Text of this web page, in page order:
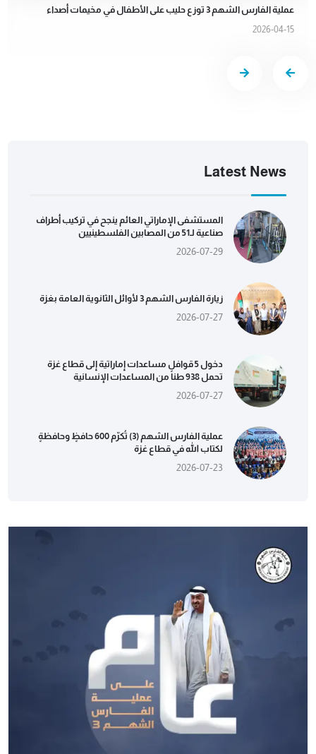
عملية الفارس الشهم 3 توزع حليب على الأطفال في مخيمات أصداء
2026-04-15
Latest News
المستشفى الإماراتي العائم ينجح في تركيب أطراف
صناعية لـ51 من المصابين الفلسطينيين
2026-07-29
زيارة الفارس الشهم 3 لأوائل الثانوية العامة بغزة
2026-07-27
دخول 5 قوافل مساعدات إماراتية إلى قطاع غزة
تحمل 938 طناً من المساعدات الإنسانية
2026-07-27
عملية الفارس الشهم (3) تُكرّم 600 حافظٍ وحافظةٍ
لكتاب الله في قطاع غزة
2026-07-23